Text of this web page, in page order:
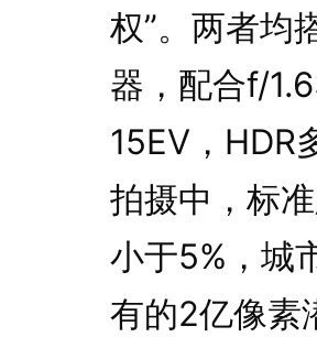
权”。两者均
器，配合f/
15EV，HDR
拍摄中，标
小于5%，城
有的2亿像素